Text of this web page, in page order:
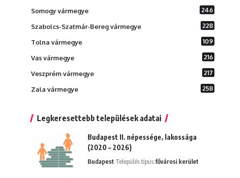
Somogy vármegye 246
Szabolcs-Szatmár-Bereg vármegye 228
Tolna vármegye 109
Vas vármegye 216
Veszprém vármegye 217
Zala vármegye 258
Legkeresettebb települések adatai
Budapest II. népessége, lakossága
(2020 – 2026)
Budapest Település típus:fővárosi kerület